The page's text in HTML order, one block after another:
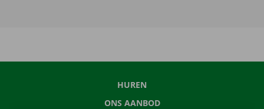
HUREN
ONS AANBOD